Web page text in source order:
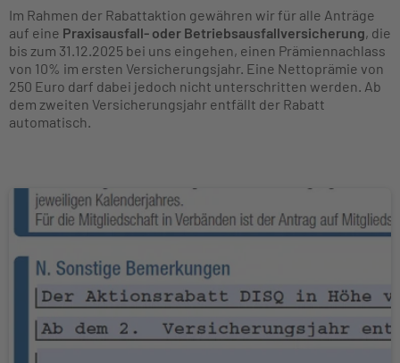
Im Rahmen der Rabattaktion gewähren wir für alle Anträge
auf eine Praxisausfall- oder Betriebsausfallversicherung, die
bis zum 31.12.2025 bei uns eingehen, einen Prämiennachlass
von 10% im ersten Versicherungsjahr. Eine Nettoprämie von
250 Euro darf dabei jedoch nicht unterschritten werden. Ab
dem zweiten Versicherungsjahr entfällt der Rabatt
automatisch.